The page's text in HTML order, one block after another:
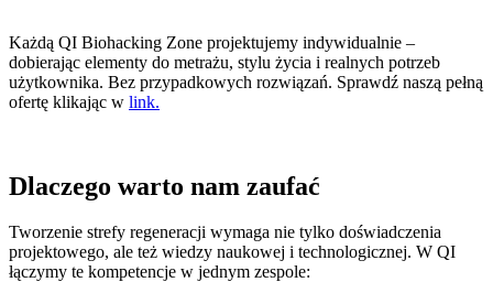
Każdą QI Biohacking Zone projektujemy indywidualnie –
dobierając elementy do metrażu, stylu życia i realnych potrzeb
użytkownika. Bez przypadkowych rozwiązań. Sprawdź naszą pełną
ofertę klikając w link.
Dlaczego warto nam zaufać
Tworzenie strefy regeneracji wymaga nie tylko doświadczenia
projektowego, ale też wiedzy naukowej i technologicznej. W QI
łączymy te kompetencje w jednym zespole: